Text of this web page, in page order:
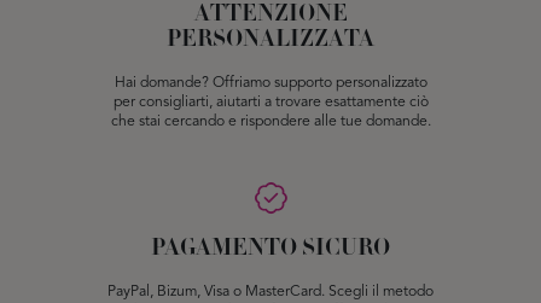
ATTENZIONE
PERSONALIZZATA
Hai domande? Offriamo supporto personalizzato
per consigliarti, aiutarti a trovare esattamente ciò
che stai cercando e rispondere alle tue domande.
PAGAMENTO SICURO
PayPal, Bizum, Visa o MasterCard. Scegli il metodo